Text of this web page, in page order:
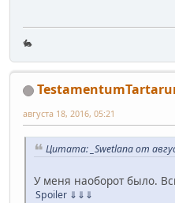
🐇
августа 18, 2016, 05:21
Цитата: _Swetlana от
У меня наоборот было.
Spoiler ⇓⇓⇓